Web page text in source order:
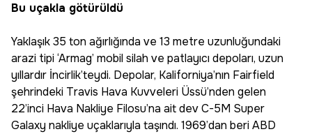
Bu uçakla götürüldü
Yaklaşık 35 ton ağırlığında ve 13 metre uzunluğundaki
arazi tipi ‘Armag’ mobil silah ve patlayıcı depoları, uzun
yıllardır İncirlik’teydi. Depolar, Kaliforniya’nın Fairfield
şehrindeki Travis Hava Kuvveleri Üssü’nden gelen
22’inci Hava Nakliye Filosu’na ait dev C-5M Super
Galaxy nakliye uçaklarıyla taşındı. 1969’dan beri ABD